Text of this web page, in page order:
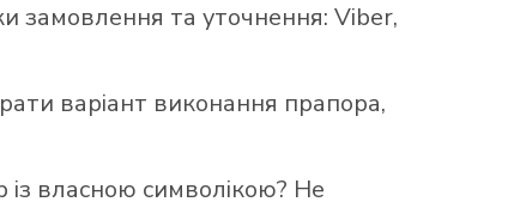
замовлення та уточнення: Viber,
варіант виконання прапора,
власною символікою? Не